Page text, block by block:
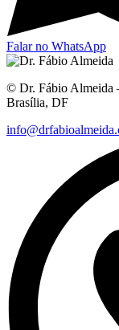
Falar no WhatsApp
© Dr. Fábio Almeida
Brasília, DF